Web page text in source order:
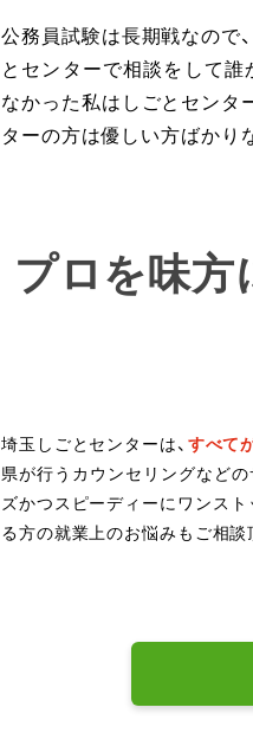
公務員試験は長期戦なので
とセンターで相談をして
なかった私はしごとセンタ
ターの方は優しい方ばかり
プロを味方
埼玉しごとセンターは、 すべて
県が行うカウンセリングなど
ズかつスピーディーにワンスト
る方の就業上のお悩みもご相談